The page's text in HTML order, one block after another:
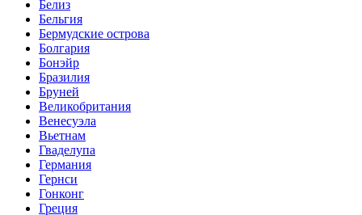
Белиз
Бельгия
Бермудские острова
Болгария
Бонэйр
Бразилия
Бруней
Великобритания
Венесуэла
Вьетнам
Гваделупа
Германия
Гернси
Гонконг
Греция